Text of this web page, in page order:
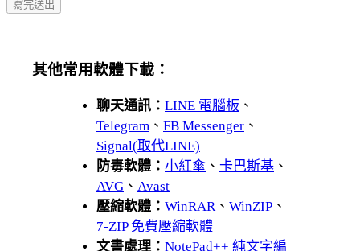
其他常用軟體下載：
聊天通訊： LINE 電腦板 、
Telegram 、 FB Messenger 、
Signal(取代LINE)
防毒軟體： 小紅傘 、 卡巴斯基 、
AVG 、 Avast
壓縮軟體： WinRAR 、 WinZIP 、
7-ZIP 免費壓縮軟體
文書處理： NotePad++ 純文字編